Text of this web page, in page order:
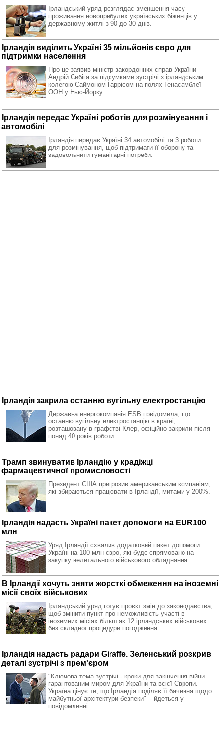
Ірландський уряд розглядає зменшення часу
проживання новоприбулих українських біженців у
державному житлі з 90 до 30 днів.
Ірландія виділить Україні 35 мільйонів євро для
підтримки населення
Про це заявив міністр закордонних справ України
Андрій Сибіга за підсумками зустрічі з ірландським
колегою Саймоном Гаррісом на полях Генасамблеї
ООН у Нью-Йорку.
Ірландія передає Україні роботів для розмінування і
автомобілі
Ірландія передає Україні 34 автомобілі та 3 роботи
для розмінування, щоб підтримати її оборону та
задовольнити гуманітарні потреби.
Ірландія закрила останню вугільну електростанцію
Державна енергокомпанія ESB повідомила, що
останню вугільну електростанцію в країні,
розташовану в графстві Клер, офіційно закрили після
понад 40 років роботи.
Трамп звинуватив Ірландію у крадіжці
фармацевтичної промисловості
Президент США пригрозив американським компаніям,
які збираються працювати в Ірландії, митами у 200%.
Ірландія надасть Україні пакет допомоги на EUR100
млн
Уряд Ірландії схвалив додатковий пакет допомоги
Україні на 100 млн євро, які буде спрямовано на
закупку нелетального військового обладнання.
В Ірландії хочуть зняти жорсткі обмеження на іноземні
місії своїх військових
Ірландський уряд готує проєкт змін до законодавства,
щоб змінити пункт про неможливість участі в
іноземних місіях більш як 12 ірландських військових
без складної процедури погодження.
Ірландія надасть радари Giraffe. Зеленський розкрив
деталі зустрічі з прем'єром
"Ключова тема зустрічі - кроки для закінчення війни
гарантованим миром для України та всієї Європи.
Україна цінує те, що Ірландія поділяє її бачення щодо
майбутньої архітектури безпеки", - йдеться у
повідомленні.